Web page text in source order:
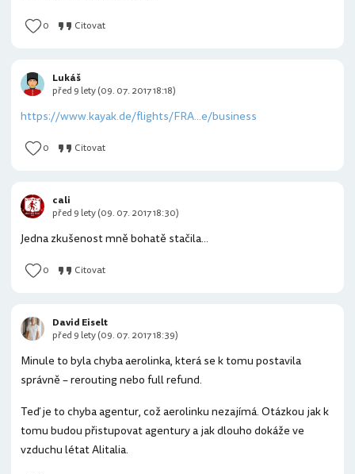
0 Citovat
https://www.kayak.de/flights/FRA...e/business
0 Citovat
Lukáš
před 9 lety (09. 07. 2017 18:18)
Jedna zkušenost mně bohatě stačila...
0 Citovat
cali
před 9 lety (09. 07. 2017 18:30)
Minule to byla chyba aerolinka, která se k tomu postavila
správně – rerouting nebo full refund.
Teď je to chyba agentur, což aerolinku nezajímá. Otázkou jak k
tomu budou přistupovat agentury a jak dlouho dokáže ve
vzduchu létat Alitalia.
David Eiselt
před 9 lety (09. 07. 2017 18:39)